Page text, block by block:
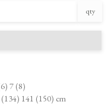
qty
7 (8)
141 (150) cm